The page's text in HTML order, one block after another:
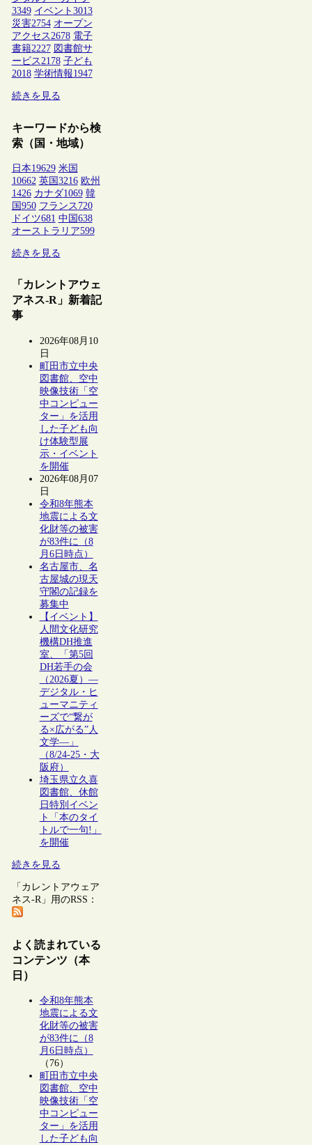
3349 イベント 3013
災害2754 オープン
アクセス2678 電子
書籍2227 図書館サ
ービス2178 子ども
2018 学術情報1947
続きを見る
キーワードから検
索（国・地域）
日本19629 米国
10662 英国 3216 欧州
1426 カナダ1069 韓
国 950 フランス 720
ドイツ681 中国 638
オーストラリア599
続きを見る
「カレントアウェ
アネス-R」新着記
事
2026年08月10
日
町田市立中央
図書館、空中
映像技術「空
中コンピュー
ター」を活用
した子ども向
け体験型展
示・イベント
を開催
2026年08月07
日
令和8年熊本
地震による文
化財等の被害
が83件に（8
月6日時点）
名古屋市、名
古屋城の現天
守閣の記録を
募集中
【イベント】
人間文化研究
機構DH推進
室、「第5回
DH若手の会
（2026夏）―
デジタル・ヒ
ューマニティ
ーズで“繋が
る×広がる”人
文学―」
（8/24-25・大
阪府）
埼玉県立久喜
図書館、休館
日特別イベン
ト「本のタイ
トルで一句!」
を開催
続きを見る
「カレントアウェア
ネス-R」用のRSS：
よく読まれている
コンテンツ（本
日）
令和8年熊本
地震による文
化財等の被害
が83件に（8
月6日時点）
（76）
町田市立中央
図書館、空中
映像技術「空
中コンピュー
ター」を活用
した子ども向